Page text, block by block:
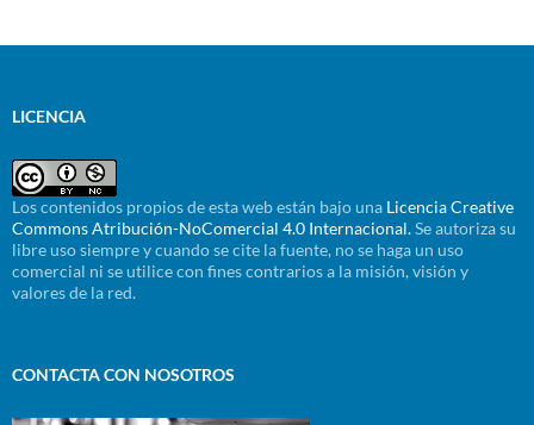
LICENCIA
Los contenidos propios de esta web están bajo una Licencia Creative
Commons Atribución-NoComercial 4.0 Internacional.Se autoriza su
libre uso siempre y cuando se cite la fuente, no se haga un uso
comercial ni se utilice con fines contrarios a la misión, visión y
valores de la red.
CONTACTA CON NOSOTROS